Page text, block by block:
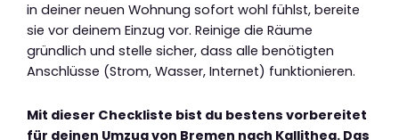
in deiner neuen Wohnung sofort wohl fühlst, bereite
sie vor deinem Einzug vor. Reinige die Räume
gründlich und stelle sicher, dass alle benötigten
Anschlüsse (Strom, Wasser, Internet) funktionieren.
Mit dieser Checkliste bist du bestens vorbereitet
für deinen Umzug von Bremen nach Kallithea. Das